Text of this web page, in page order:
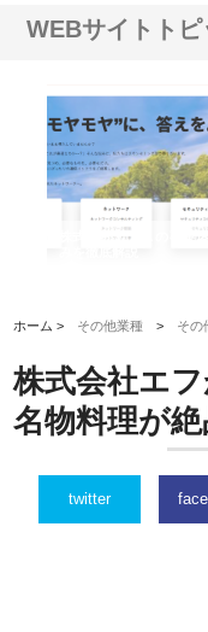
WEBサイトトピ
株式会社ＣＳＡの事業
ホーム > その他業種 > その
株式会社エ
名物料理が
twitter